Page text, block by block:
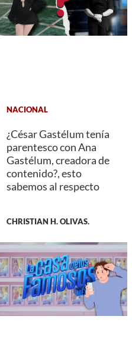
NACIONAL
¿César Gastélum tenía
parentesco con Ana
Gastélum, creadora de
contenido?, esto
sabemos al respecto
CHRISTIAN H. OLIVAS.